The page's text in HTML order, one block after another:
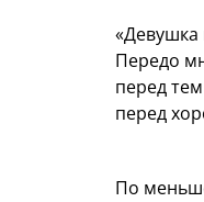
«Девушка
Передо
перед
перед
По